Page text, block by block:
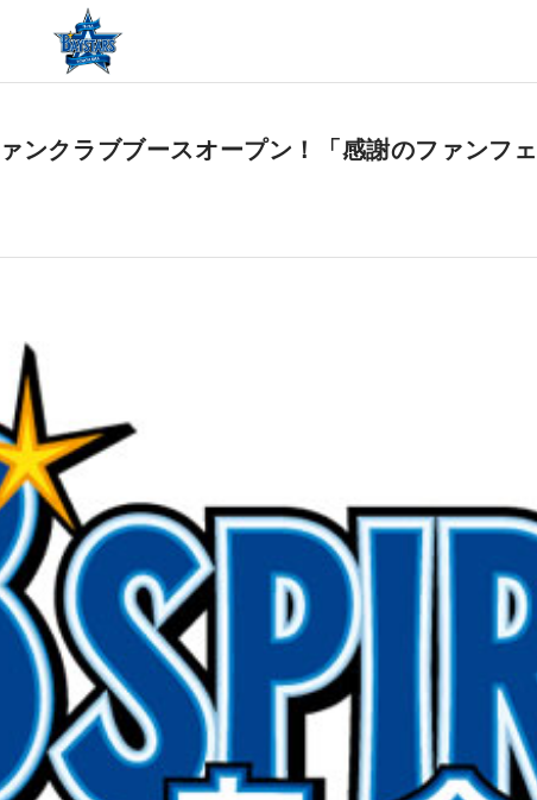
ンクラブブースオープン！「感謝のファンフ